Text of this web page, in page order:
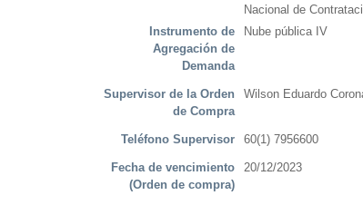
Nacional de
Instrumento de
Agregación de
Demanda
Nube pública IV
Supervisor de la Orden
de Compra
Wilson Eduardo
Teléfono Supervisor 60(1) 7956600
Fecha de vencimiento
(Orden de compra)
20/12/2023